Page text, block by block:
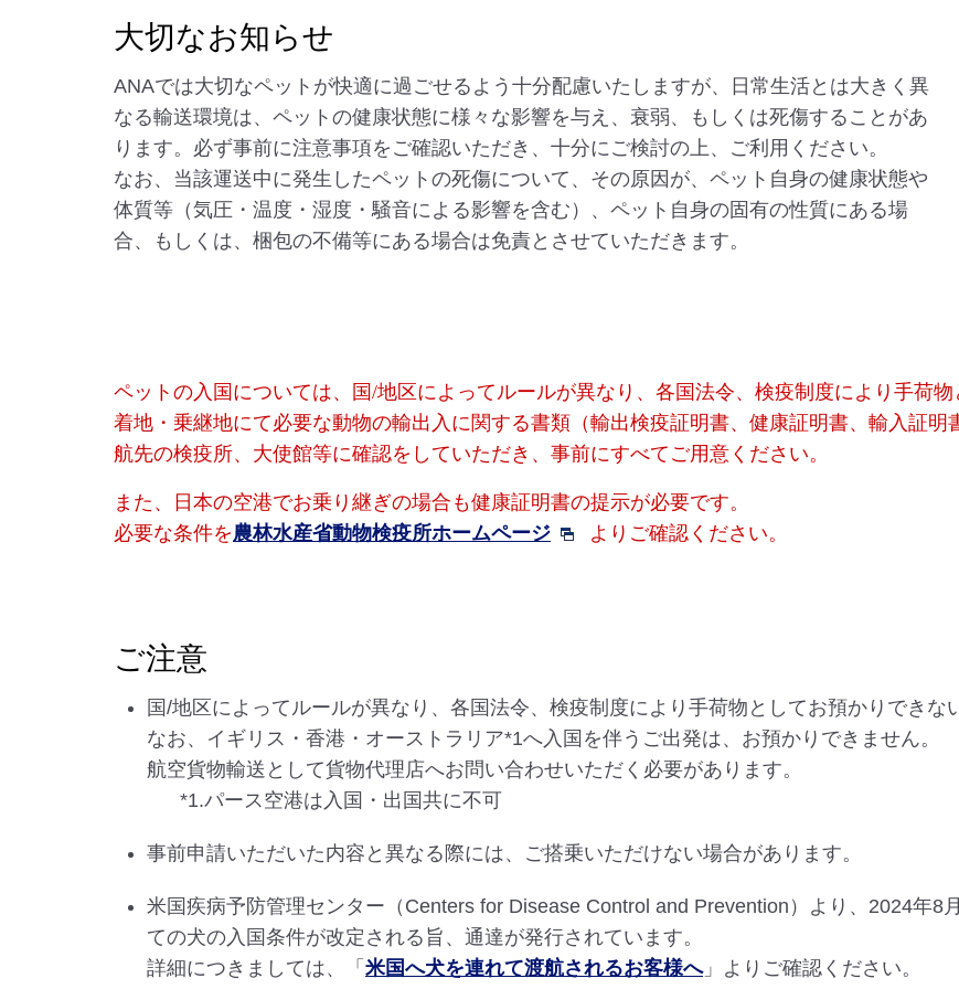
大切なお知らせ
ANAでは大切なペットが快適に過ごせるよう十分配慮いたしますが、日常生活とは大きく異
なる輸送環境は、ペットの健康状態に様々な影響を与え、衰弱、もしくは死傷することがあ
ります。必ず事前に注意事項をご確認いただき、十分にご検討の上、ご利用ください。
なお、当該運送中に発生したペットの死傷について、その原因が、ペット自身の健康状態や
体質等（気圧・温度・湿度・騒音による影響を含む）、ペット自身の固有の性質にある場
合、もしくは、梱包の不備等にある場合は免責とさせていただきます。
ペットの入国については、国/地区によってルールが異なり、各国法令、検疫制度により手荷
着地・乗継地にて必要な動物の輸出入に関する書類（輸出検疫証明書、健康証明書、輸入証
航先の検疫所、大使館等に確認をしていただき、事前にすべてご用意ください。
また、日本の空港でお乗り継ぎの場合も健康証明書の提示が必要です。
必要な条件を農林水産省動物検疫所ホームページ よりご確認ください。
ご注意
国/地区によってルールが異なり、各国法令、検疫制度により手荷物としてお預かりできな
なお、イギリス・香港・オーストラリア*1へ入国を伴うご出発は、お預かりできません。
航空貨物輸送として貨物代理店へお問い合わせいただく必要があります。
*1.パース空港は入国・出国共に不可
事前申請いただいた内容と異なる際には、ご搭乗いただけない場合があります。
米国疾病予防管理センター（Centers for Disease Control and Prevention）より、2024年8
ての犬の入国条件が改定される旨、通達が発行されています。
詳細につきましては、「 米国へ犬を連れて渡航されるお客様へ」よりご確認ください。